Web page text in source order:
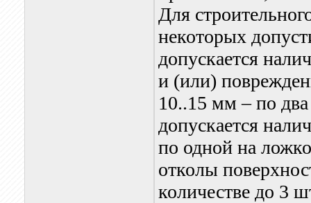
Для
некоторых
допускается
и (или)
10..15 мм – по
допускается
по одной на
отколы
количестве до 3